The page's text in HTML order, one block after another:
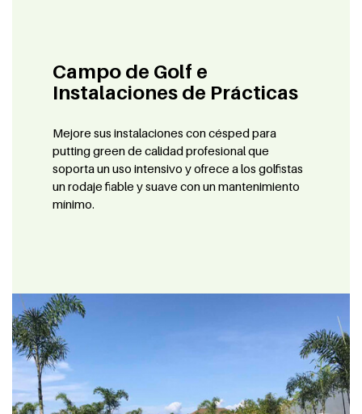
Campo de Golf e
Instalaciones de Prácticas
Mejore sus instalaciones con césped para
putting green de calidad profesional que
soporta un uso intensivo y ofrece a los golfistas
un rodaje fiable y suave con un mantenimiento
mínimo.